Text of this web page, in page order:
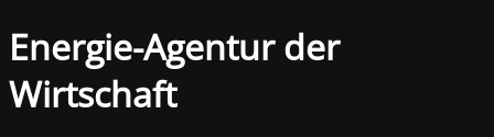
Energie-Agentur der
Wirtschaft